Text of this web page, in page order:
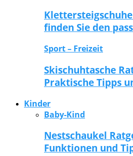
Klettersteigschuhe
finden Sie den
Sport – Freizeit
Skischuhtasche
Praktische Tipps
Kinder
Baby-Kind
Nestschaukel
Funktionen und